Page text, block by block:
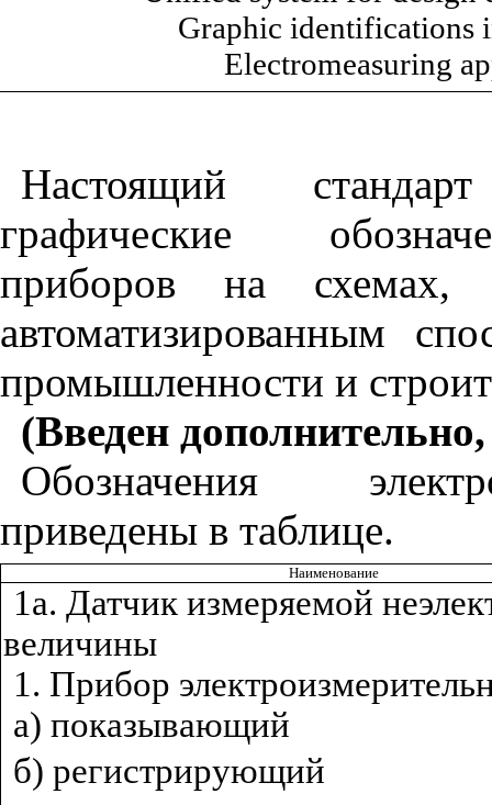
Graphic identifications
Electromeasuring
Настоящий
графические
приборов на схемах,
автоматизированным
промышленности и
(Введен
Обозначения
приведены в таблице.
Наименование
1а. Датчик измеряемой
величины
1. Прибор
а) показывающий
б) регистрирующий